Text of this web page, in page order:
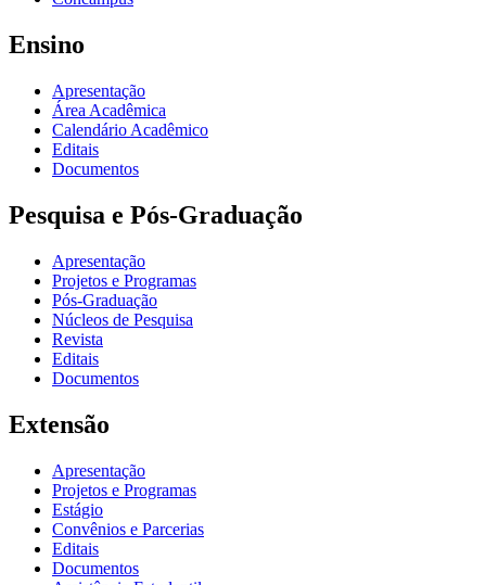
Ensino
Apresentação
Área Acadêmica
Calendário Acadêmico
Editais
Documentos
Pesquisa e Pós-Graduação
Apresentação
Projetos e Programas
Pós-Graduação
Núcleos de Pesquisa
Revista
Editais
Documentos
Extensão
Apresentação
Projetos e Programas
Estágio
Convênios e Parcerias
Editais
Documentos